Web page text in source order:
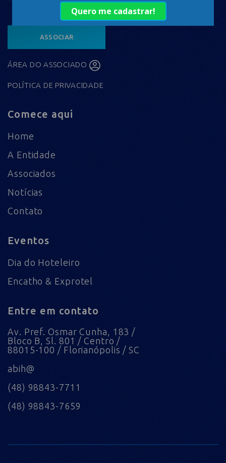
ASSOCIAR
ÁREA DO ASSOCIADO
POLÍTICA DE PRIVACIDADE
Comece aqui
Home
A Entidade
Associados
Notícias
Contato
Eventos
Dia do Hoteleiro
Encatho & Exprotel
Entre em contato
Av. Pref. Osmar Cunha, 183 /
Bloco B, Sl. 801 / Centro /
88015-100 / Florianópolis / SC
abih@
(48) 98843-7711
(48) 98843-7659